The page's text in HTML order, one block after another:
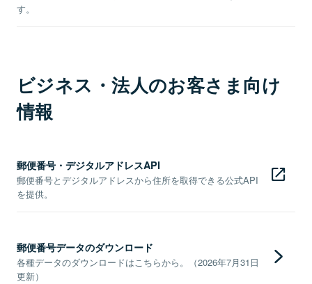
す。
ビジネス・法人のお客さま向け
情報
郵便番号・デジタルアドレスAPI
郵便番号とデジタルアドレスから住所を取得できる公式API
を提供。
郵便番号データのダウンロード
各種データのダウンロードはこちらから。（2026年7月31日
更新）